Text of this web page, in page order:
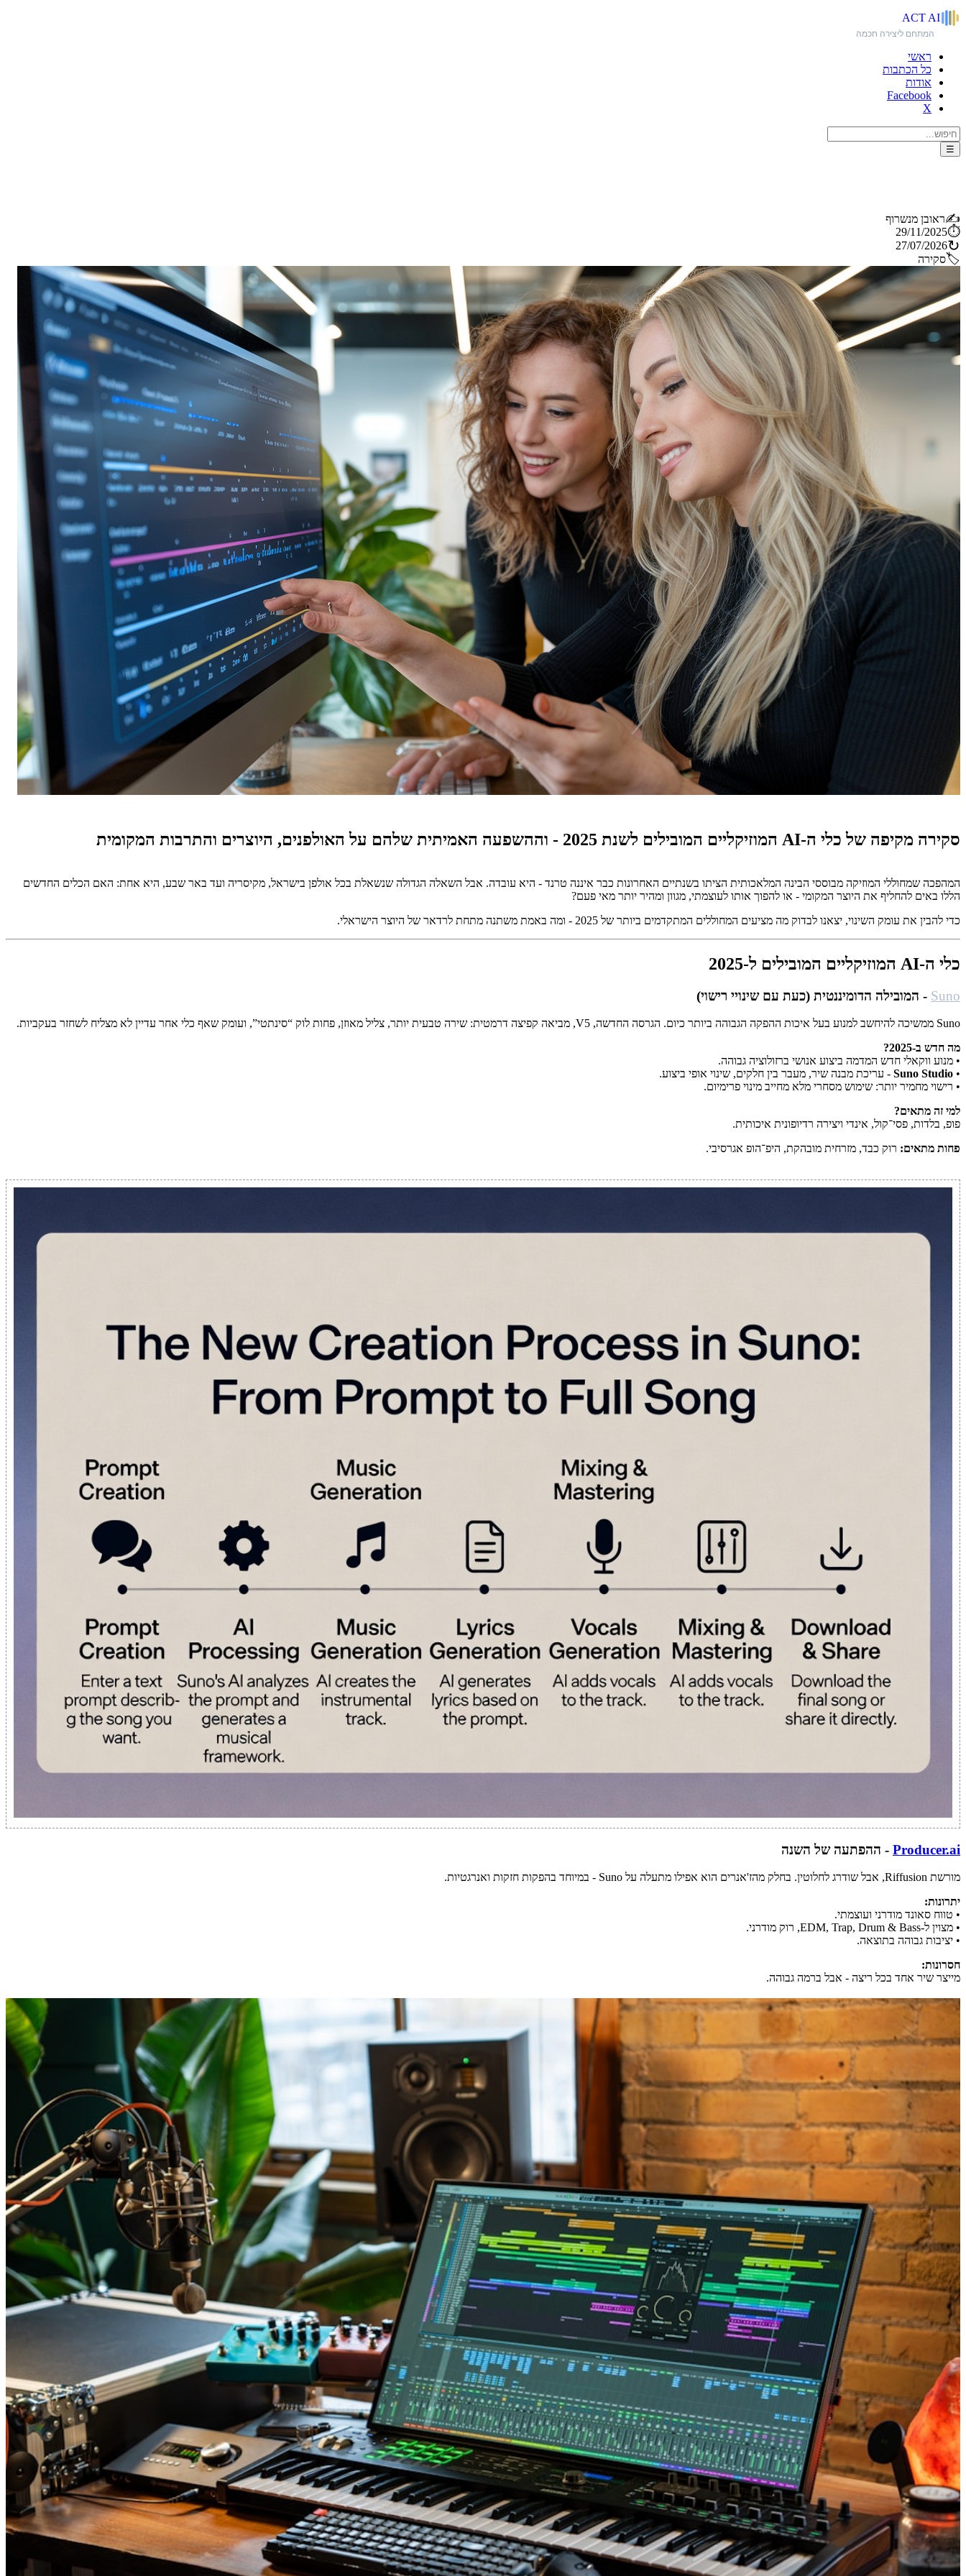
ACT AI
המתחם ליצירה חכמה
ראשי
כל הכתבות
אודות
Facebook
X
☰
✍️ראובן מנשרוף
⏱️
29/11/2025
↻
27/07/2026
🏷️סקירה
סקירה מקיפה של כלי ה-AI המוזיקליים המובילים לשנת 2025 - וההשפעה האמיתית שלהם על האולפנים, היוצרים והתרבות המקומית
המהפכה שמחוללי המוזיקה מבוססי הבינה המלאכותית הציתו בשנתיים האחרונות כבר איננה טרנד - היא עובדה. אבל השאלה הגדולה שנשאלת בכל אולפן בישראל, מקיסריה ועד באר שבע, היא אחת: האם הכלים החדשים
הללו באים להחליף את היוצר המקומי - או להפוך אותו לעוצמתי, מגוון ומהיר יותר מאי פעם?
כדי להבין את עומק השינוי, יצאנו לבדוק מה מציעים המחוללים המתקדמים ביותר של 2025 - ומה באמת משתנה מתחת לרדאר של היוצר הישראלי.
כלי ה-AI המוזיקליים המובילים ל-2025
Suno - המובילה הדומיננטית (כעת עם שינויי רישוי)
Suno ממשיכה להיחשב למנוע בעל איכות ההפקה הגבוהה ביותר כיום. הגרסה החדשה, V5, מביאה קפיצה דרמטית: שירה טבעית יותר, צליל מאוזן, פחות לוק “סינתטי”, ועומק שאף כלי אחר עדיין לא מצליח לשחזר בעקביות.
מה חדש ב-2025?
• מנוע ווקאלי חדש המדמה ביצוע אנושי ברזולוציה גבוהה.
•
Suno Studio - עריכת מבנה שיר, מעבר בין חלקים, שינוי אופי ביצוע.
• רישוי מחמיר יותר: שימוש מסחרי מלא מחייב מינוי פרימיום.
למי זה מתאים?
פופ, בלדות, פסי־קול, אינדי ויצירה רדיופונית איכותית.
פחות מתאים: רוק כבד, מזרחית מובהקת, היפ־הופ אגרסיבי.
Producer.ai - ההפתעה של השנה
מורשת Riffusion, אבל שודרג לחלוטין. בחלק מהז'אנרים הוא אפילו מתעלה על Suno - במיוחד בהפקות חזקות ואנרגטיות.
יתרונות:
• טווח סאונד מודרני ועוצמתי.
• מצוין ל-EDM, Trap, Drum & Bass, רוק מודרני.
• יציבות גבוהה בתוצאה.
חסרונות:
מייצר שיר אחד בכל ריצה - אבל ברמה גבוהה.